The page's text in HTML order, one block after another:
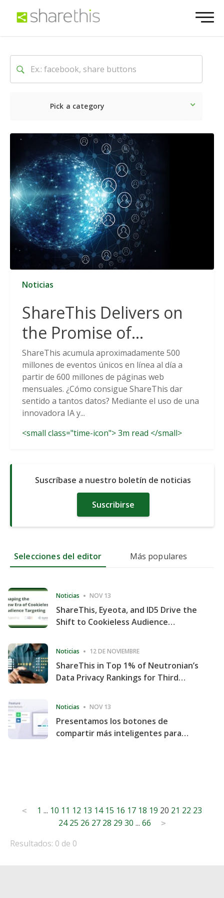
Pick a category
Lo último Social
Noticias
ShareThis Delivers on
the Promise of
Cookieless Data
Solutions
ShareThis acumula aproximadamente 500
millones de eventos únicos en línea al día a
partir de 600 millones de páginas web
mensuales. ¿Cómo consigue ShareThis dar
sentido a tantos datos? Mediante el uso de una
innovadora IA y...
<small class="time-icon"> 3m read </small>
Suscríbase a nuestro boletín de noticias
Suscribirse
Selecciones del editor Más populares
Noticias NOV 13
ShareThis, Eyeota, and ID5 Drive the
Shift to Cookieless Audience
Noticias 12 DE NOVIEMBRE
ShareThis in Top 1% of Neutronian’s
Data Privacy Rankings for Third
Noticias NOV 13
Presentamos los botones de
compartir más inteligentes para
Posts
pagination
< 1 ... 10 11 12 13 14 15 16 17 18 19 20 21 22 23
24 25 26 27 28 29 30 ... 66 >
Resultados: 0 de 0